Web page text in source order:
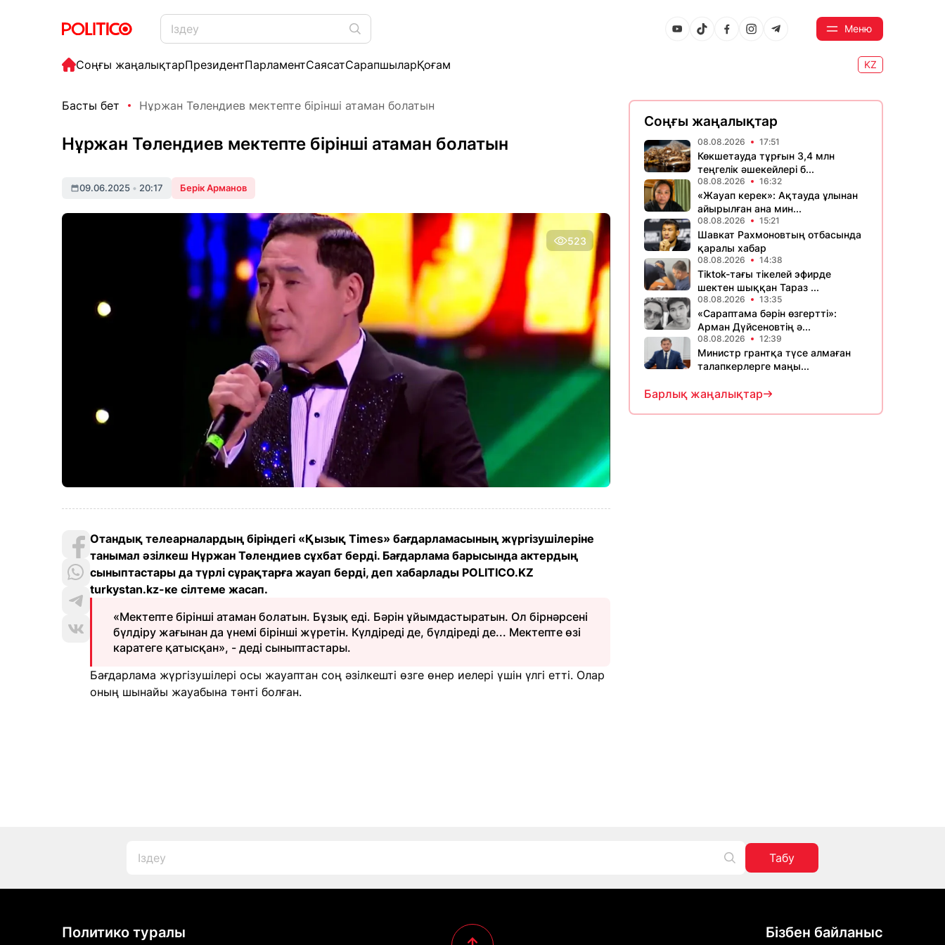
Меню
Соңғы жаңалықтарПрезидентПарламентСаясатСарапшыларҚоғам KZ
Басты бет Нұржан Төлендиев мектепте бірінші атаман болатын
Нұржан Төлендиев мектепте бірінші атаман болатын
09.06.2025 • 20:17 Берік Арманов
523
Отандық телеарналардың біріндегі «Қызық Times» бағдарламасының жүргізушілеріне
танымал әзілкеш Нұржан Төлендиев сұхбат берді. Бағдарлама барысында актердың
сыныптастары да түрлі сұрақтарға жауап берді, деп хабарлады POLITICO.KZ
turkystan.kz-ке сілтеме жасап.
«Мектепте бірінші атаман болатын. Бұзық еді. Бәрін ұйымдастыратын. Ол бірнәрсені
бүлдіру жағынан да үнемі бірінші жүретін. Күлдіреді де, бүлдіреді де... Мектепте өзі
каратеге қатысқан», - деді сыныптастары.
Бағдарлама жүргізушілері осы жауаптан соң әзілкешті өзге өнер иелері үшін үлгі етті. Олар
оның шынайы жауабына тәнті болған.
Соңғы жаңалықтар
08.08.2026 17:51
Көкшетауда тұрғын 3,4 млн
теңгелік әшекейлері б...
08.08.2026 16:32
«Жауап керек»: Ақтауда ұлынан
айырылған ана мин...
08.08.2026 15:21
Шавкат Рахмоновтың отбасында
қаралы хабар
08.08.2026 14:38
Tiktok-тағы тікелей эфирде
шектен шыққан Тараз ...
08.08.2026 13:35
«Сараптама бәрін өзгертті»:
Арман Дүйсеновтің ә...
08.08.2026 12:39
Министр грантқа түсе алмаған
талапкерлерге маңы...
Барлық жаңалықтар
Табу
Политико туралы Бізбен байланыс